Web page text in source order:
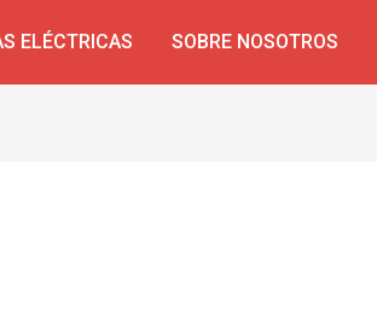
ELÉCTRICAS SOBRE NOSOTROS